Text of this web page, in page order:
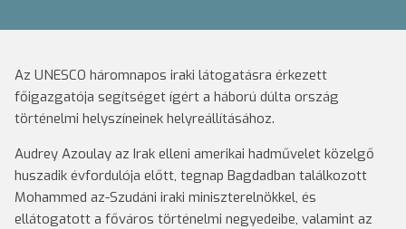
Az UNESCO háromnapos iraki látogatásra érkezett
főigazgatója segítséget ígért a háború dúlta ország
történelmi helyszíneinek helyreállításához.
Audrey Azoulay az Irak elleni amerikai hadművelet közelgő
huszadik évfordulója előtt, tegnap Bagdadban találkozott
Mohammed az-Szudáni iraki miniszterelnökkel, és
ellátogatott a főváros történelmi negyedeibe, valamint az